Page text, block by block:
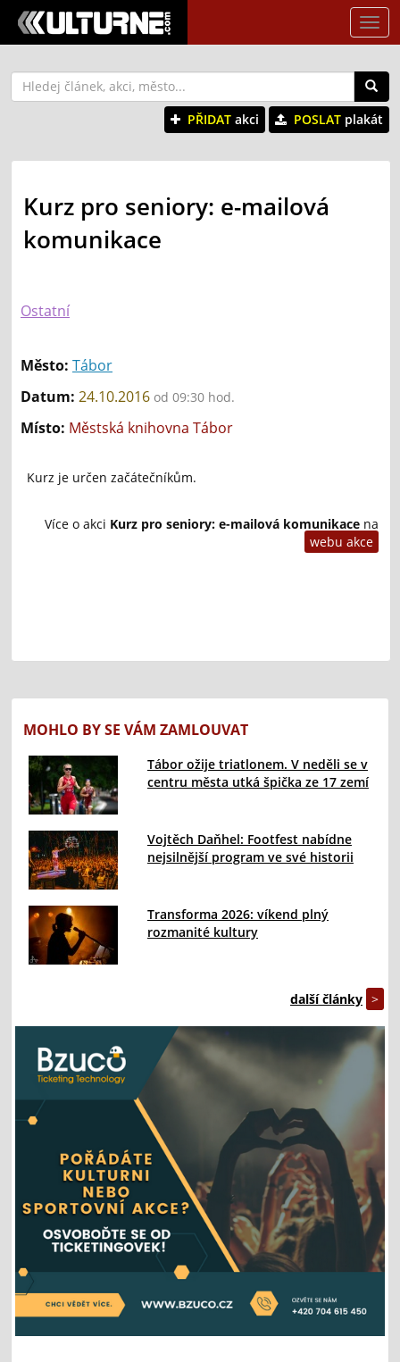
PŘIDAT akci POSLAT plakát
Kurz pro seniory: e-mailová
komunikace
Ostatní
Město: Tábor
Datum: 24.10.2016 od 09:30 hod.
Místo: Městská knihovna Tábor
Kurz je určen začátečníkům.
Více o akci Kurz pro seniory: e-mailová komunikace na
webu akce
MOHLO BY SE VÁM ZAMLOUVAT
Tábor ožije triatlonem. V neděli se v
centru města utká špička ze 17 zemí
Vojtěch Daňhel: Footfest nabídne
nejsilnější program ve své historii
Transforma 2026: víkend plný
rozmanité kultury
další články >